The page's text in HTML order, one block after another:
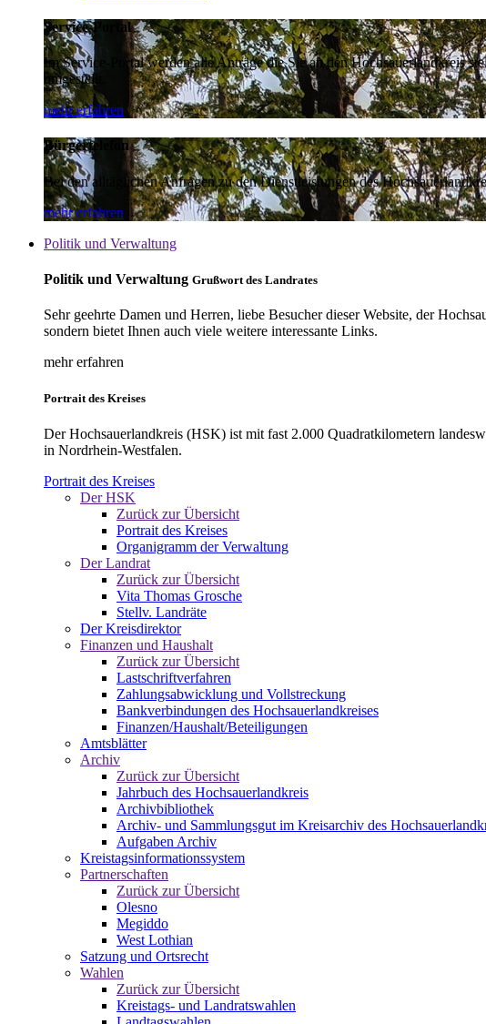
Service-Portal
Im Service-Portal werden alle Anträge die Sie an den Hochsauerlandkreis
umgestellt.
mehr erfahren
Bürgertelefon
Bei den alltäglichen Anfragen zu den Dienstleistungen des
mehr erfahren
Politik und Verwaltung
Politik und Verwaltung Grußwort des Landrates
Sehr geehrte Damen und Herren, liebe Besucher dieser Website, der
sondern bietet Ihnen auch viele weitere interessante Links.
mehr erfahren
Portrait des Kreises
Der Hochsauerlandkreis (HSK) ist mit fast 2.000 Quadratkilometern
in Nordrhein-Westfalen.
Portrait des Kreises
Der HSK
Zurück zur Übersicht
Portrait des Kreises
Organigramm der Verwaltung
Der Landrat
Zurück zur Übersicht
Vita Thomas Grosche
Stellv. Landräte
Der Kreisdirektor
Finanzen und Haushalt
Zurück zur Übersicht
Lastschriftverfahren
Zahlungsabwicklung und Vollstreckung
Bankverbindungen des Hochsauerlandkreises
Finanzen/Haushalt/Beteiligungen
Amtsblätter
Archiv
Zurück zur Übersicht
Jahrbuch des Hochsauerlandkreis
Archivbibliothek
Archiv- und Sammlungsgut im Kreisarchiv des
Aufgaben Archiv
Kreistagsinformationssystem
Partnerschaften
Zurück zur Übersicht
Olesno
Megiddo
West Lothian
Satzung und Ortsrecht
Wahlen
Zurück zur Übersicht
Kreistags- und Landratswahlen